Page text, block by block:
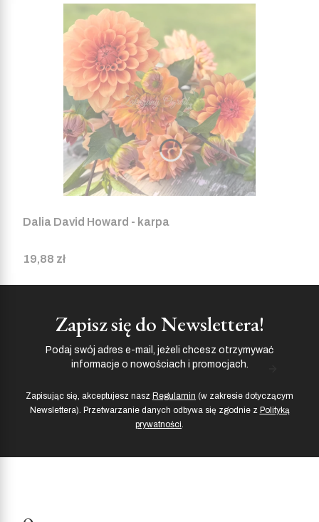
Dalia David Howard - karpa
Cena
19,88 zł
Zapisz się do Newslettera!
Podaj swój adres e-mail, jeżeli chcesz otrzymywać
informacje o nowościach i promocjach.
Zapisując się, akceptujesz nasz Regulamin (w zakresie dotyczącym
Newslettera). Przetwarzanie danych odbywa się zgodnie z Polityką
prywatności.